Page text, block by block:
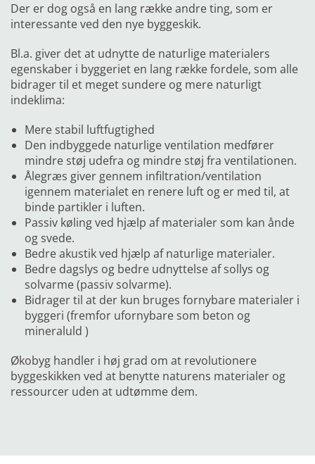
Der er dog også en lang række andre ting, som er
interessante ved den nye byggeskik.
Bl.a. giver det at udnytte de naturlige materialers
egenskaber i byggeriet en lang række fordele, som alle
bidrager til et meget sundere og mere naturligt
indeklima:
Mere stabil luftfugtighed
Den indbyggede naturlige ventilation medfører
mindre støj udefra og mindre støj fra ventilationen.
Ålegræs giver gennem infiltration/ventilation
igennem materialet en renere luft og er med til, at
binde partikler i luften.
Passiv køling ved hjælp af materialer som kan ånde
og svede.
Bedre akustik ved hjælp af naturlige materialer.
Bedre dagslys og bedre udnyttelse af sollys og
solvarme (passiv solvarme).
Bidrager til at der kun bruges fornybare materialer i
byggeri (fremfor ufornybare som beton og
mineraluld )
Økobyg handler i høj grad om at revolutionere
byggeskikken ved at benytte naturens materialer og
ressourcer uden at udtømme dem.